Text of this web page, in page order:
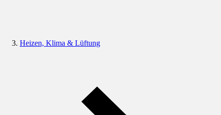
Heizen, Klima & Lüftung